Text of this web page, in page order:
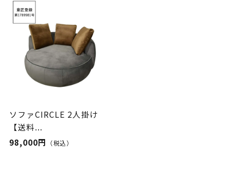
ソファCIRCLE 2人掛け
【送料...
98,000円
（税込）